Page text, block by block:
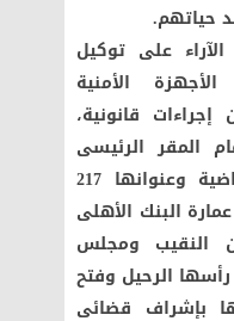
حياتهم.
على توكيل
الأمنية
إجراءات قانونية،
المقر الرئيسى
للنقابة العامة للمهن الرياضية وعنوانها 217
البنك الأهلى
النقيب ومجلس
الرحيل وفتح
بإشراف قضائى